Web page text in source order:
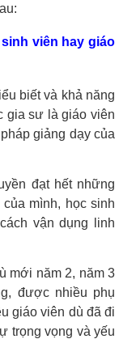
viên hay giáo
biết và khả năng
gia sư là giáo viên
giảng dạy của
đạt hết những
mình, học sinh
vận dụng linh
mới năm 2, năm 3
được nhiều phụ
giáo viên dù đã đi
trọng vọng và yếu